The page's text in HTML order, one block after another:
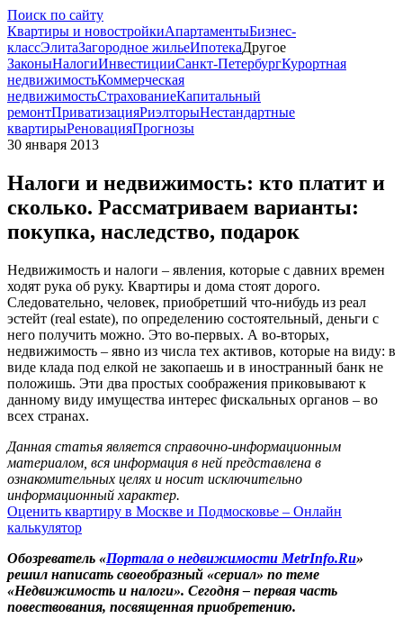
Поиск по сайту
Квартиры и новостройкиАпартаментыБизнес-
классЭлитаЗагородное жильеИпотекаДругое
ЗаконыНалогиИнвестицииСанкт-ПетербургКурортная
недвижимостьКоммерческая
недвижимостьСтрахованиеКапитальный
ремонтПриватизацияРиэлторыНестандартные
квартирыРеновацияПрогнозы
30 января 2013
Налоги и недвижимость: кто платит и
сколько. Рассматриваем варианты:
покупка, наследство, подарок
Недвижимость и налоги – явления, которые с давних времен
ходят рука об руку. Квартиры и дома стоят дорого.
Следовательно, человек, приобретший что-нибудь из реал
эстейт (real estate), по определению состоятельный, деньги с
него получить можно. Это во-первых. А во-вторых,
недвижимость – явно из числа тех активов, которые на виду: в
виде клада под елкой не закопаешь и в иностранный банк не
положишь. Эти два простых соображения приковывают к
данному виду имущества интерес фискальных органов – во
всех странах.
Данная статья является справочно-информационным
материалом, вся информация в ней представлена в
ознакомительных целях и носит исключительно
информационный характер.
Оценить квартиру в Москве и Подмосковье – Онлайн
калькулятор
Обозреватель «Портала о недвижимости MetrInfo.Ru»
решил написать своеобразный «сериал» по теме
«Недвижимость и налоги». Сегодня – первая часть
повествования, посвященная приобретению.